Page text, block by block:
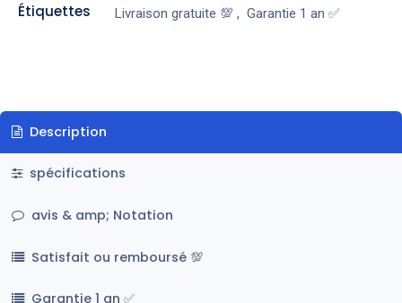
Étiquettes Livraison gratuite 💯 , Garantie 1 an ✅
Description
spécifications
avis & amp; Notation
Satisfait ou remboursé 💯
Garantie 1 an ✅